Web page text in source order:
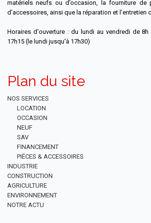
matériels neufs ou d’occasion, la fourniture de
d’accessoires, ainsi que la réparation et l’entretien
Horaires d'ouverture : du lundi au vendredi de
17h15 (le lundi jusqu'à 17h30)
Plan du site
NOS SERVICES
LOCATION
OCCASION
NEUF
SAV
FINANCEMENT
PIÉCES & ACCESSOIRES
INDUSTRIE
CONSTRUCTION
AGRICULTURE
ENVIRONNEMENT
NOTRE ACTU